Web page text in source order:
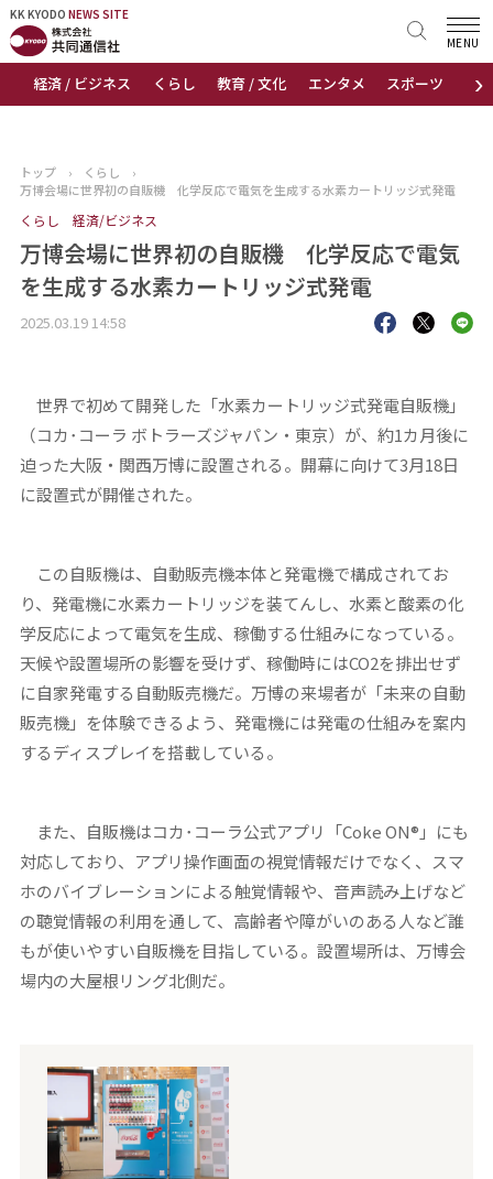
KK KYODO NEWS SITE
›
経済 / ビジネス くらし 教育 / 文化 エンタメ スポーツ 地域
MENU
KK KYODONEWS SITE
トップページ
ニュース
おすすめコンテンツ
出版物
トップ › くらし
›
万博会場に世界初の自販機 化学反応で電気を生成する水素カートリッジ式発電
くらし 経済/ビジネス
万博会場に世界初の自販機 化学反応で電気
を生成する水素カートリッジ式発電
2025.03.19 14:58
世界で初めて開発した「水素カートリッジ式発電自販機」
（コカ･コーラ ボトラーズジャパン・東京）が、約1カ月後に
迫った大阪・関西万博に設置される。開幕に向けて3月18日
に設置式が開催された。
この自販機は、自動販売機本体と発電機で構成されてお
り、発電機に水素カートリッジを装てんし、水素と酸素の化
学反応によって電気を生成、稼働する仕組みになっている。
天候や設置場所の影響を受けず、稼働時にはCO2を排出せず
に自家発電する自動販売機だ。万博の来場者が「未来の自動
販売機」を体験できるよう、発電機には発電の仕組みを案内
するディスプレイを搭載している。
また、自販機はコカ･コーラ公式アプリ「Coke ON®」にも
対応しており、アプリ操作画面の視覚情報だけでなく、スマ
ホのバイブレーションによる触覚情報や、音声読み上げなど
の聴覚情報の利用を通して、高齢者や障がいのある人など誰
もが使いやすい自販機を目指している。設置場所は、万博会
場内の大屋根リング北側だ。